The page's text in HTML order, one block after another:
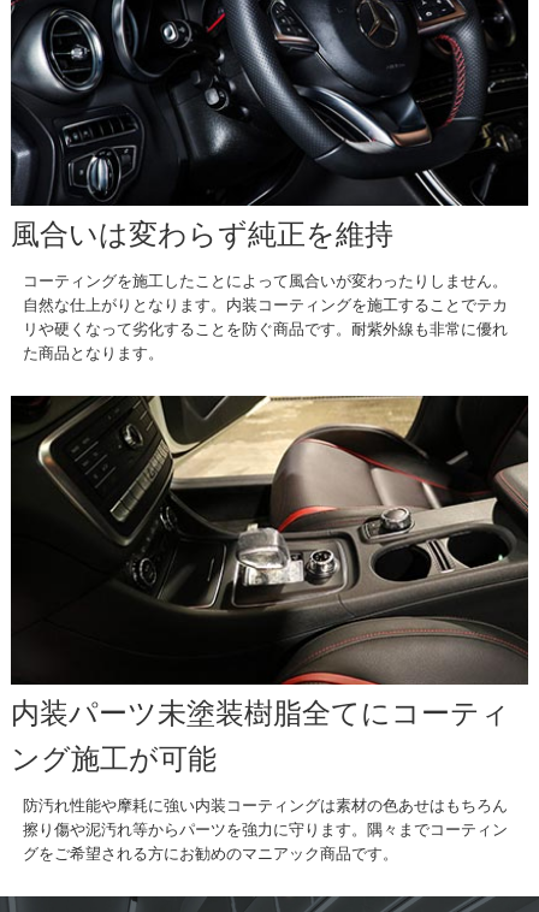
風合いは変わらず純正を維持
コーティングを施工したことによって風合いが変わったりしません。
自然な仕上がりとなります。内装コーティングを施工することでテカ
リや硬くなって劣化することを防ぐ商品です。耐紫外線も非常に優れ
た商品となります。
内装パーツ未塗装樹脂全てにコーティ
ング施工が可能
防汚れ性能や摩耗に強い内装コーティングは素材の色あせはもちろん
擦り傷や泥汚れ等からパーツを強力に守ります。隅々までコーティン
グをご希望される方にお勧めのマニアック商品です。